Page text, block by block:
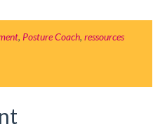
, Posture Coach, ressources